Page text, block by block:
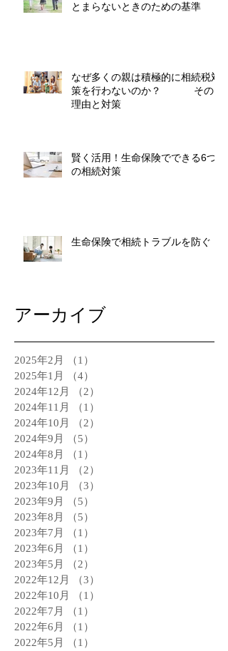
とまらないときのための基準
なぜ多くの親は積極的に相続税対
策を行わないのか？ その
理由と対策
賢く活用！生命保険でできる6つ
の相続対策
生命保険で相続トラブルを防ぐ
アーカイブ
2025年2月 （1）
2025年1月
（4）
2024年12月
（2）
2024年11月
（1）
2024年10月
（2）
2024年9月
（5）
2024年8月
（1）
2023年11月
（2）
2023年10月
（3）
2023年9月
（5）
2023年8月
（5）
2023年7月
（1）
2023年6月
（1）
2023年5月
（2）
2022年12月
（3）
2022年10月
（1）
2022年7月
（1）
2022年6月
（1）
2022年5月
（1）